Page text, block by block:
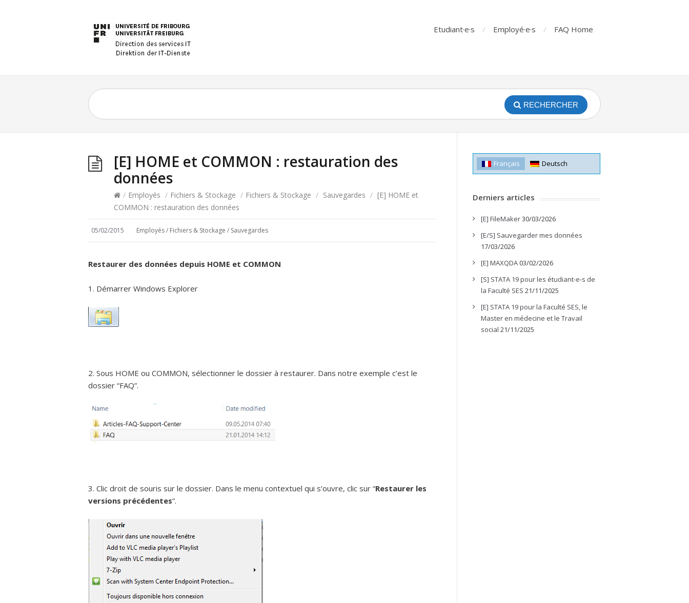
Etudiant·e·s Employé·e·s FAQ Home
RECHERCHER
[E] HOME et COMMON : restauration des
données
/ Employés / Fichiers & Stockage / Fichiers & Stockage / Sauvegardes / [E] HOME et
COMMON : restauration des données
05/02/2015 Employés/ Fichiers & Stockage / Sauvegardes
Restaurer des données depuis HOME et COMMON
1. Démarrer Windows Explorer
2. Sous HOME ou COMMON, sélectionner le dossier à restaurer. Dans notre exemple c’est le
dossier “FAQ”.
3. Clic droit de souris sur le dossier. Dans le menu contextuel qui s’ouvre, clic sur “Restaurer les
versions précédentes“.
Français Deutsch
Derniers articles
[E] FileMaker30/03/2026
[E/S] Sauvegarder mes données
17/03/2026
[E] MAXQDA03/02/2026
[S] STATA 19 pour les étudiant-e-s de
la Faculté SES 21/11/2025
[E] STATA 19 pour la Faculté SES, le
Master en médecine et le Travail
social 21/11/2025